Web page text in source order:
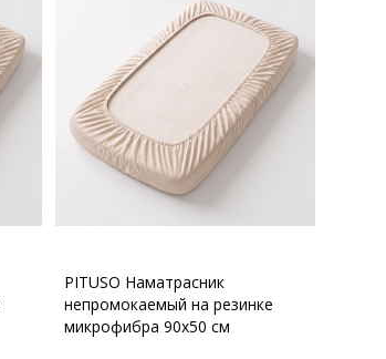
PITUSO Наматрасник
непромокаемый на резинке
микрофибра 90х50 см